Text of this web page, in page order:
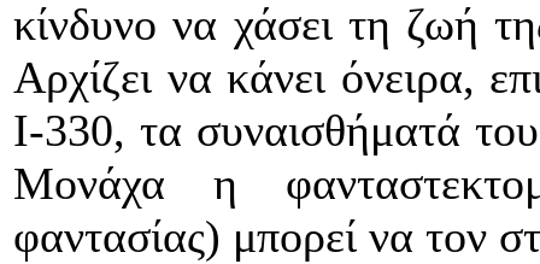
κίνδυνο να χάσει τη ζωή
Αρχίζει να κάνει όνειρα,
Ι-330, τα συναισθήματά
Μονάχα η
φαντασίας) μπορεί να τον